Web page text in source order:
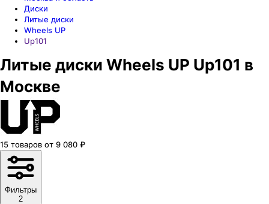
Диски
Литые диски
Wheels UP
Up101
Литые диски Wheels UP Up101 в
Москве
15 товаров от 9 080 ₽
Фильтры
2